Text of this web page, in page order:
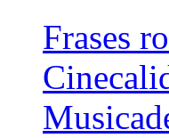
Frases